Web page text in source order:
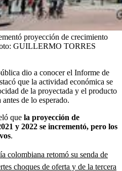
proyección de crecimiento
GUILLERMO TORRES
dio a conocer el Informe de
que la actividad económica se
de la proyectada y el producto
de lo esperado.
que la proyección de
y 2022 se incrementó, pero los
.
colombiana retomó su senda de
choques de oferta y de la tercera